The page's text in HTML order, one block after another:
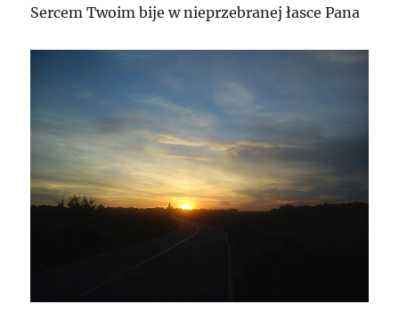
Sercem Twoim bije w nieprzebranej łasce Pana